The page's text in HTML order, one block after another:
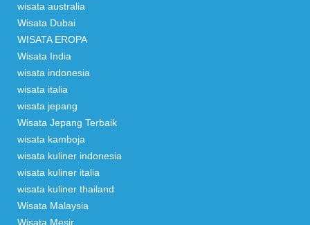
wisata australia
Wisata Dubai
WISATA EROPA
Wisata India
wisata indonesia
wisata italia
wisata jepang
Wisata Jepang Terbaik
wisata kamboja
wisata kuliner indonesia
wisata kuliner italia
wisata kuliner thailand
Wisata Malaysia
Wisata Mesir